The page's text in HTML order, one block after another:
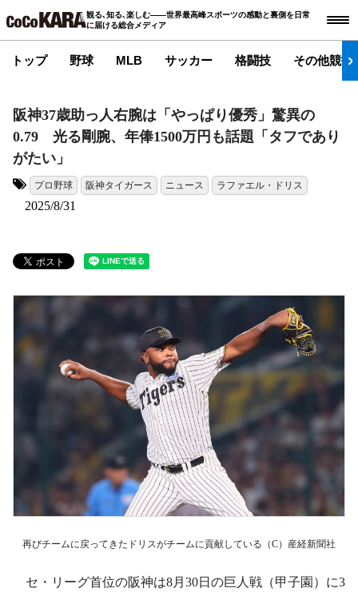
観る､知る､楽しむ――世界最高峰スポーツの感動と裏側を日常
に届ける総合メディア
トップ 野球 MLB サッカー 格闘技 その他競技
阪神37歳助っ人右腕は「やっぱり優秀」驚異の
0.79 光る剛腕、年俸1500万円も話題「タフであり
がたい」
プロ野球 阪神タイガース ニュース ラファエル・ドリス
2025/8/31
再びチームに戻ってきたドリスがチームに貢献している（C）産経新聞社
セ・リーグ首位の阪神は8月30日の巨人戦（甲子園）に3